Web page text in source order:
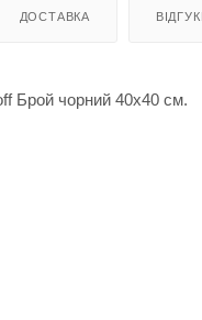
ДОСТАВКА
Брой чорний 40х40 см.